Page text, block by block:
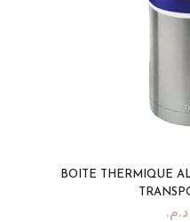
BOITE THERMIQUE
د.م.